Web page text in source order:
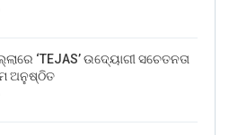
‘TEJAS’ ଉଦ୍ୟୋଗୀ ସଚେତନତା
ଅନୁଷ୍ଠିତ